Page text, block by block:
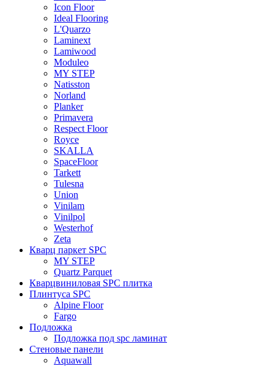
Icon Floor
Ideal Flooring
L'Quarzo
Laminext
Lamiwood
Moduleo
MY STEP
Natisston
Norland
Planker
Primavera
Respect Floor
Royce
SKALLA
SpaceFloor
Tarkett
Tulesna
Union
Vinilam
Vinilpol
Westerhof
Zeta
Кварц паркет SPC
MY STEP
Quartz Parquet
Кварцвиниловая SPC плитка
Плинтуса SPC
Alpine Floor
Fargo
Подложка
Подложка под spc ламинат
Стеновые панели
Aquawall